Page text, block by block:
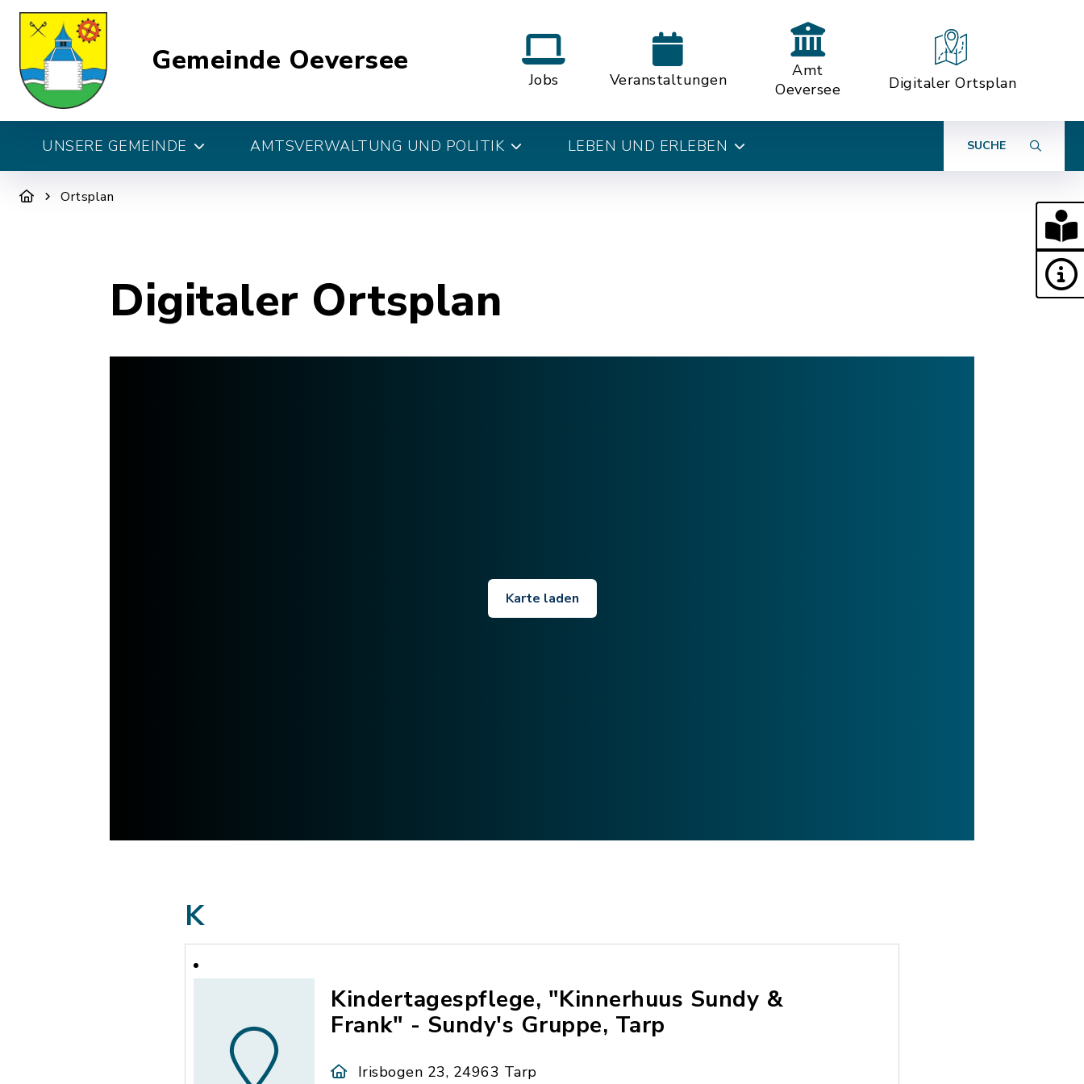
Gemeinde Oeversee
Jobs Veranstaltungen
Amt
Oeversee
Digitaler Ortsplan
UNSERE GEMEINDE AMTSVERWALTUNG UND POLITIK LEBEN UND ERLEBEN SUCHE
Ortsplan
Digitaler Ortsplan
Karte laden
K
Kindertagespflege, "Kinnerhuus Sundy &
Frank" - Sundy's Gruppe, Tarp
Irisbogen 23, 24963 Tarp